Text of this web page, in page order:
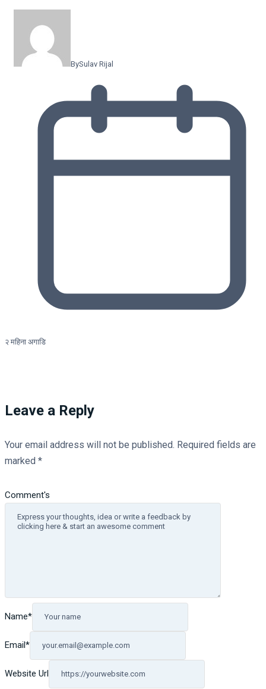
BySulav Rijal
२ महिना अगाडि
Leave a Reply
Your email address will not be published. Required fields are
marked *
Comment's
Name*
Email*
Website Url